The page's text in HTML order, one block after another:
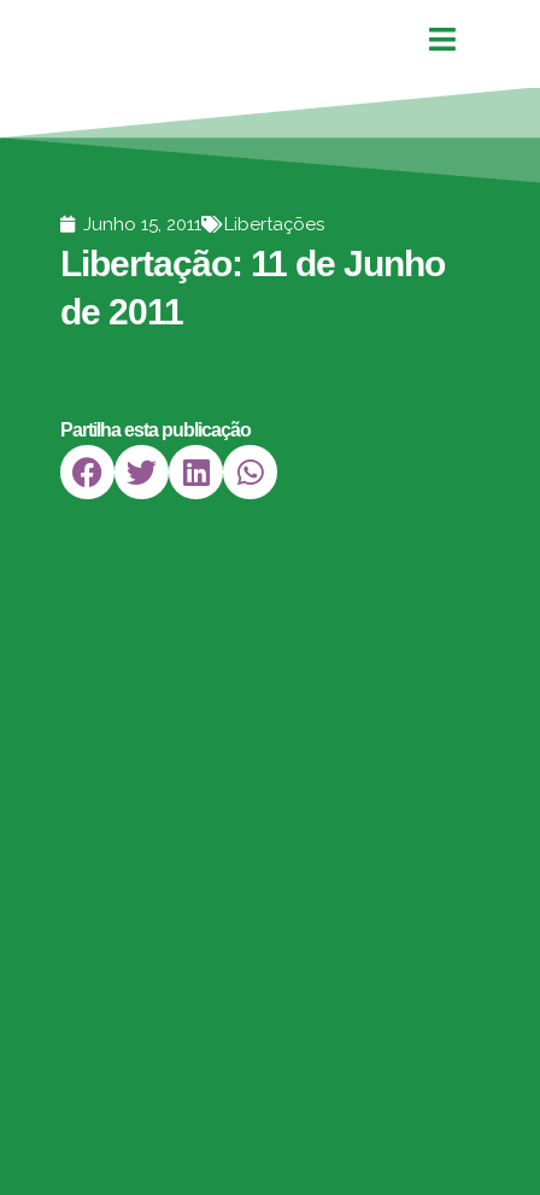
Junho 15, 2011 Libertações
Libertação: 11 de Junho
de 2011
Partilha esta publicação